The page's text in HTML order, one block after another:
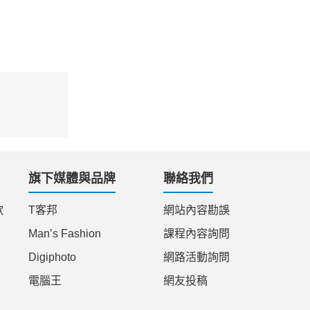
旗下媒體與品牌
T客邦
Man’s Fashion
Digiphoto
電腦王
聯絡我們
網站內容勘誤
課程內容詢問
網路活動詢問
網友投稿